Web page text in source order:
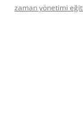
zaman yönetimi